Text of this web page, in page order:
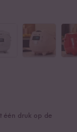
één druk op de